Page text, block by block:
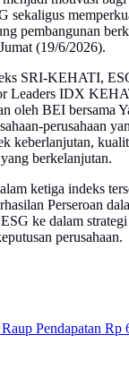
sekaligus
pembangunan
(19/6/2026).
SRI-KEHATI,
Leaders IDX
oleh BEI bersama
perusahaan
keberlanjutan,
berkelanjutan.
ketiga indeks
Perseroan
ke dalam
perusahaan.
Pendapatan Rp